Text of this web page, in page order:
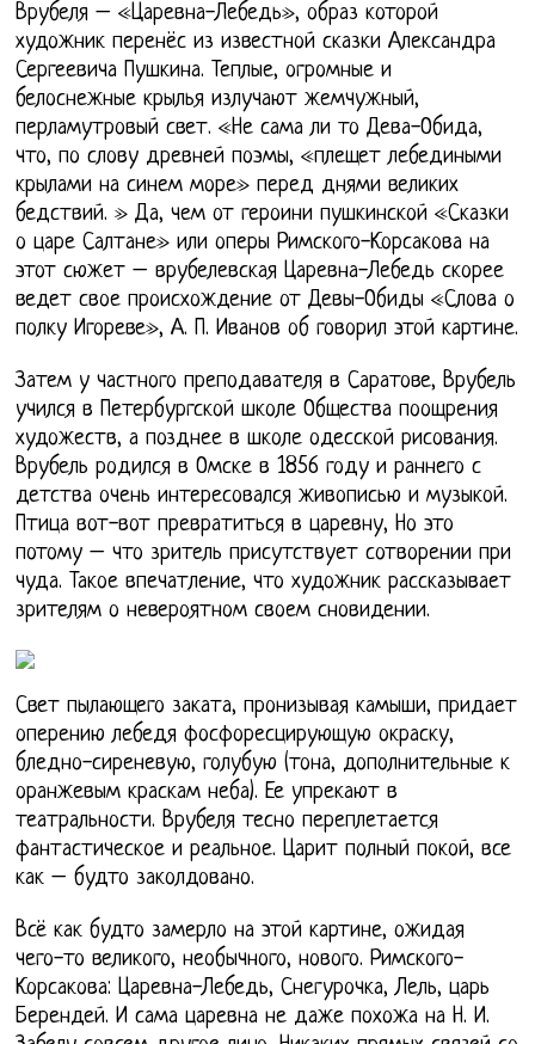
Врубеля – «Царевна-Лебедь», образ которой
художник перенёс из известной сказки Александра
Сергеевича Пушкина. Теплые, огромные и
белоснежные крылья излучают жемчужный,
перламутровый свет. «Не сама ли то Дева-Обида,
что, по слову древней поэмы, «плещет лебедиными
крылами на синем море» перед днями великих
бедствий. » Да, чем от героини пушкинской «Сказки
о царе Салтане» или оперы Римского-Корсакова на
этот сюжет – врубелевская Царевна-Лебедь скорее
ведет свое происхождение от Девы-Обиды «Слова о
полку Игореве», А. П. Иванов об говорил этой картине.
Затем у частного преподавателя в Саратове, Врубель
учился в Петербургской школе Общества поощрения
художеств, а позднее в школе одесской рисования.
Врубель родился в Омске в 1856 году и раннего с
детства очень интересовался живописью и музыкой.
Птица вот-вот превратиться в царевну, Но это
потому – что зритель присутствует сотворении при
чуда. Такое впечатление, что художник рассказывает
зрителям о невероятном своем сновидении.
Свет пылающего заката, пронизывая камыши, придает
оперению лебедя фосфоресцирующую окраску,
бледно-сиреневую, голубую (тона, дополнительные к
оранжевым краскам неба). Ее упрекают в
театральности. Врубеля тесно переплетается
фантастическое и реальное. Царит полный покой, все
как – будто заколдовано.
Всё как будто замерло на этой картине, ожидая
чего-то великого, необычного, нового. Римского-
Корсакова: Царевна-Лебедь, Снегурочка, Лель, царь
Берендей. И сама царевна не даже похожа на Н. И.